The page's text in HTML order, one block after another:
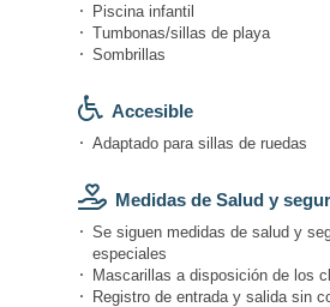
Piscina infantil
Tumbonas/sillas de playa
Sombrillas
Accesible
Adaptado para sillas de ruedas
Medidas de Salud y
Se siguen medidas de salud y
especiales
Mascarillas a disposición de los
Registro de entrada y salida sin